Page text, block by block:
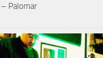
– Palomar